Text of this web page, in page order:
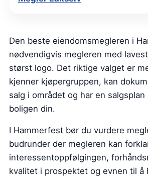
Den beste eiendomsmegleren i
nødvendigvis megleren med
størst logo. Det riktige valget er
kjenner kjøpergruppen, kan
salg i området og har en salgsplan
boligen din.
I Hammerfest bør du vurdere
budrunder der megleren kan
interessentoppfølgingen,
kvalitet i prospektet og evnen til å